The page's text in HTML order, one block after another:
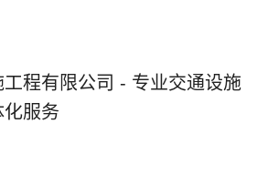
程有限公司 - 专业交通设施
服务